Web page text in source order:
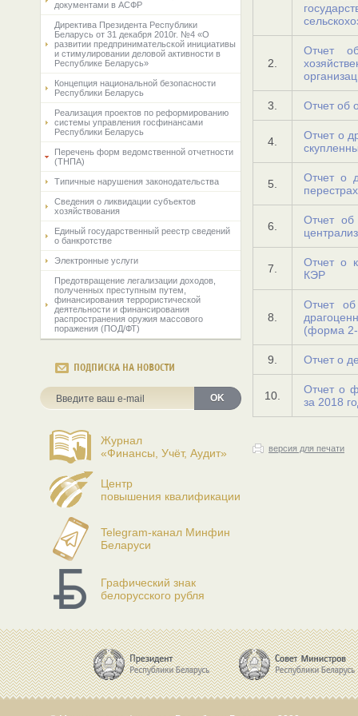
документами в АСФР
Директива Президента Республики
Беларусь от 31 декабря 2010г. №4 «О
развитии предпринимательской инициативы
и стимулировании деловой активности в
Республике Беларусь»
Концепция национальной безопасности
Республики Беларусь
Реализация проектов по реформированию
системы управления госфинансами
Республики Беларусь
Перечень форм ведомственной отчетности
(ТНПА)
Типичные нарушения законодательства
Сведения о ликвидации субъектов
хозяйствования
Единый государственный реестр сведений
о банкротстве
Электронные услуги
Предотвращение легализации доходов,
полученных преступным путем,
финансирования террористической
деятельности и финансирования
распространения оружия массового
поражения (ПОД/ФТ)
ПОДПИСКА НА НОВОСТИ
OK
Журнал
«Финансы, Учёт, Аудит»
Центр
повышения квалификации
Telegram-канал Минфин
Беларуси
Графический знак
белорусского рубля
2.
Отчет
3. Отчет об
4.
Отчет о
5.
Отчет о
6.
Отчет об
7.
Отчет о
КЭР
8.
Отчет
(форма
9. Отчет о
10.
Отчет о
за 2018
версия для печати